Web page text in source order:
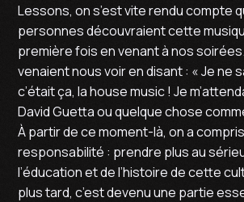
Lessons, on s’est vite rendu compte
personnes découvraient cette
première fois en venant à nos
venaient nous voir en disant : « Je ne
c’était ça, la house music ! Je
David Guetta ou quelque chose
À partir de ce moment-là, on a
responsabilité : prendre plus au
l’éducation et de l’histoire de cette
plus tard, c’est devenu une partie